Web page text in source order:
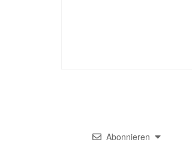
Abonnieren